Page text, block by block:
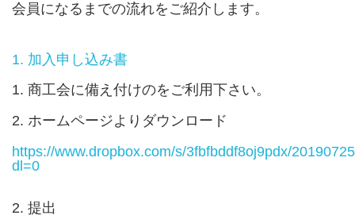
会員になるまでの流れをご紹介します。
1. 加入申し込み書
1. 商工会に備え付けのをご利用下さい。
2. ホームページよりダウンロード
https://www.dropbox.com/s/3fbfbddf8oj9pdx/
dl=0
2. 提出